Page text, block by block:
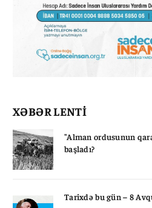
XƏBƏR LENTİ
"Alman ordusunun
başladı?
Tarixdə bu gün – 8